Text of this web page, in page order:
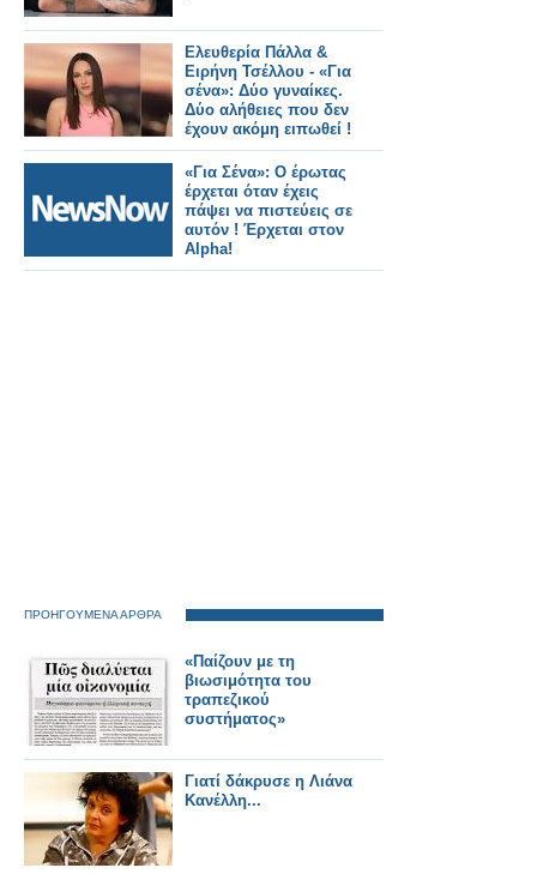
Ελευθερία Πάλλα &
Ειρήνη Τσέλλου - «Για
σένα»: Δύο γυναίκες.
Δύο αλήθειες που δεν
έχουν ακόμη ειπωθεί !
Έρχεται στον Alpha!
«Για Σένα»: Ο έρωτας
έρχεται όταν έχεις
πάψει να πιστεύεις σε
αυτόν ! Έρχεται στον
Alpha!
ΠΡΟΗΓΟΥΜΕΝΑ ΑΡΘΡΑ
«Παίζουν με τη
βιωσιμότητα του
τραπεζικού
συστήματος»
Γιατί δάκρυσε η Λιάνα
Κανέλλη...